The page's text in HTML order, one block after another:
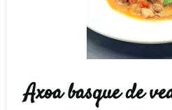
Axoa basque de